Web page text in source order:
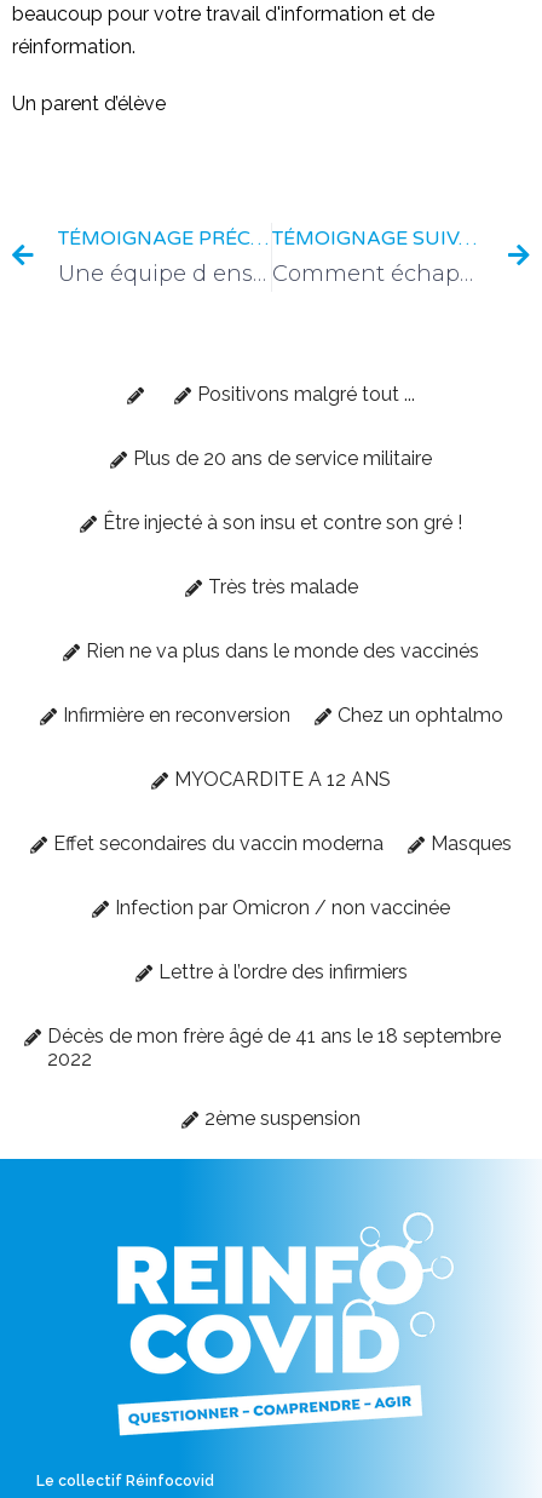
beaucoup pour votre travail d'information et de
réinformation.
Un parent d’élève
TÉMOIGNAGE PRÉCÉDENT
Une équipe d enseignants cachant la non obligation du masque à l’extérieur aux enfants à l’école
TÉMOIGNAGE SUIVANT
Comment échapper au masque ?
Positivons malgré tout ...
Plus de 20 ans de service militaire
Être injecté à son insu et contre son gré !
Très très malade
Rien ne va plus dans le monde des vaccinés
Infirmière en reconversion Chez un ophtalmo
MYOCARDITE A 12 ANS
Effet secondaires du vaccin moderna Masques
Infection par Omicron / non vaccinée
Lettre à l’ordre des infirmiers
Décès de mon frère âgé de 41 ans le 18 septembre
2022
2ème suspension
Le collectif Réinfocovid